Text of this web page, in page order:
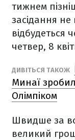
тижнем
засідання не
відбудеться
четвер, 8
ДИВІТЬСЯ ТАКОЖ
Минаї
Олімпіком
Швидше за
великий